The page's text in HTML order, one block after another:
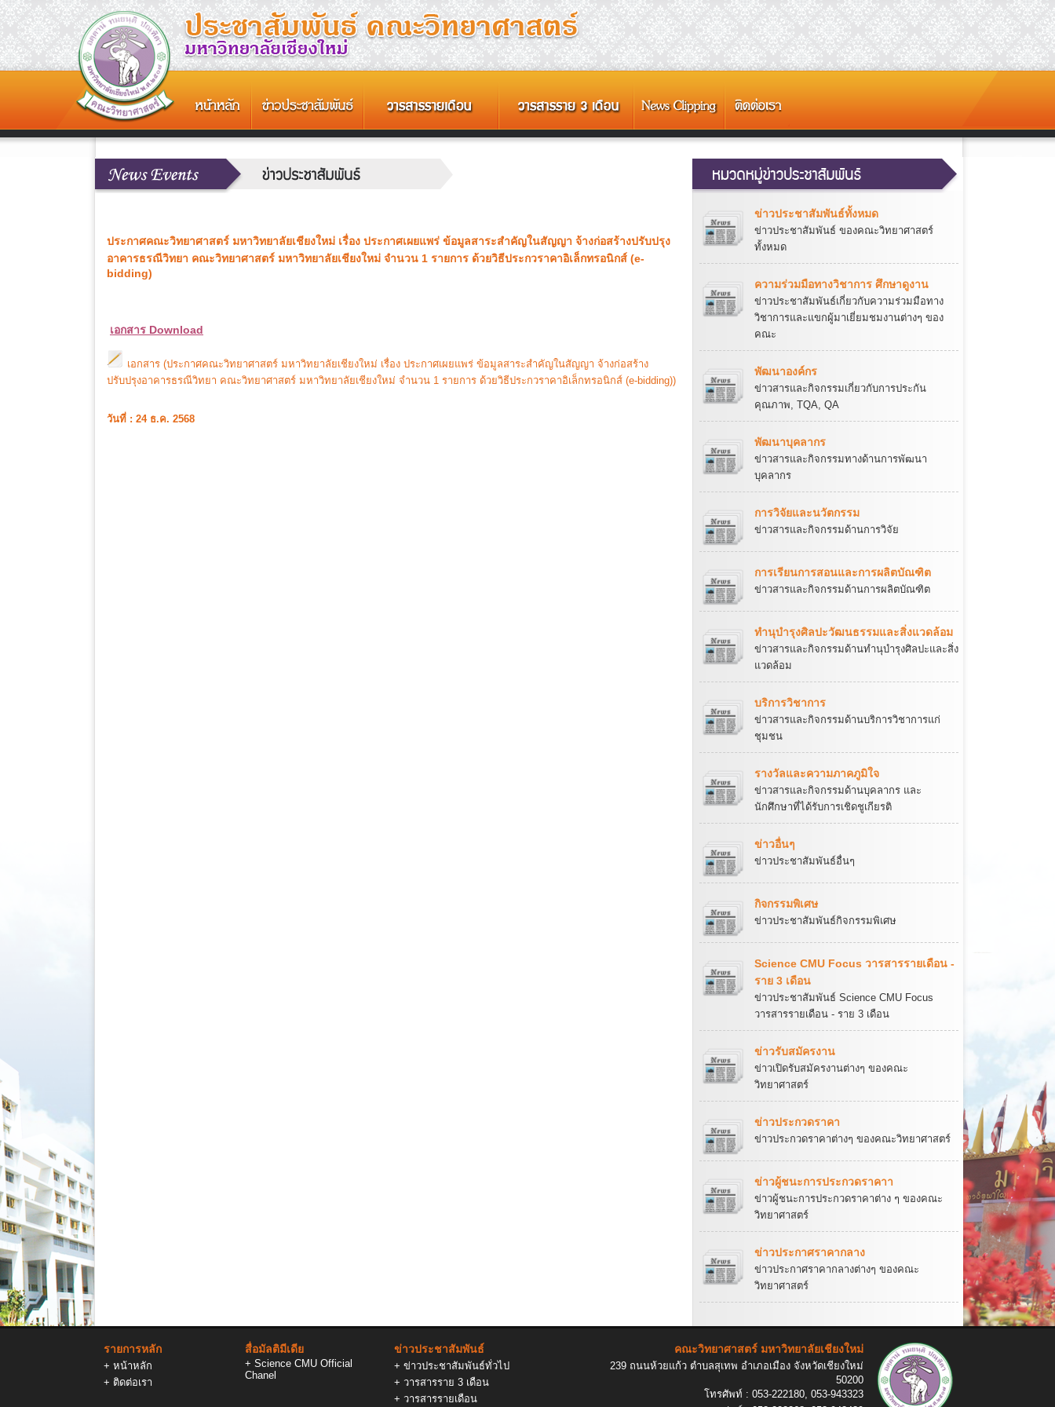
ประกาศคณะวิทยาศาสตร์ มหาวิทยาลัยเชียงใหม่ เรื่อง ประกาศเผยแพร่ ข้อมูลสาระสำคัญในสัญญา จ้างก่อสร้างปรับปรุง
อาคารธรณีวิทยา คณะวิทยาศาสตร์ มหาวิทยาลัยเชียงใหม่ จำนวน 1 รายการ ด้วยวิธีประกวราคาอิเล็กทรอนิกส์ (e-
bidding)
เอกสาร Download
เอกสาร (ประกาศคณะวิทยาศาสตร์ มหาวิทยาลัยเชียงใหม่ เรื่อง ประกาศเผยแพร่ ข้อมูลสาระสำคัญในสัญญา จ้างก่อสร้าง
ปรับปรุงอาคารธรณีวิทยา คณะวิทยาศาสตร์ มหาวิทยาลัยเชียงใหม่ จำนวน 1 รายการ ด้วยวิธีประกวราคาอิเล็กทรอนิกส์ (e-bidding))
วันที่ : 24 ธ.ค. 2568
ข่าวประชาสัมพันธ์ทั้งหมด
ข่าวประชาสัมพันธ์ ของคณะวิทยาศาสตร์
ทั้งหมด
ความร่วมมือทางวิชาการ ศึกษาดูงาน
ข่าวประชาสัมพันธ์เกี่ยวกับความร่วมมือทาง
วิชาการและแขกผู้มาเยี่ยมชมงานต่างๆ ของ
คณะ
พัฒนาองค์กร
ข่าวสารและกิจกรรมเกี่ยวกับการประกัน
คุณภาพ, TQA, QA
พัฒนาบุคลากร
ข่าวสารและกิจกรรมทางด้านการพัฒนา
บุคลากร
การวิจัยและนวัตกรรม
ข่าวสารและกิจกรรมด้านการวิจัย
การเรียนการสอนและการผลิตบัณฑิต
ข่าวสารและกิจกรรมด้านการผลิตบัณฑิต
ทำนุบำรุงศิลปะวัฒนธรรมและสิ่งแวดล้อม
ข่าวสารและกิจกรรมด้านทำนุบำรุงศิลปะและสิ่ง
แวดล้อม
บริการวิชาการ
ข่าวสารและกิจกรรมด้านบริการวิชาการแก่
ชุมชน
รางวัลและความภาคภูมิใจ
ข่าวสารและกิจกรรมด้านบุคลากร และ
นักศึกษาที่ได้รับการเชิดชูเกียรติ
ข่าวอื่นๆ
ข่าวประชาสัมพันธ์อื่นๆ
กิจกรรมพิเศษ
ข่าวประชาสัมพันธ์กิจกรรมพิเศษ
Science CMU Focus วารสารรายเดือน -
ราย 3 เดือน
ข่าวประชาสัมพันธ์ Science CMU Focus
วารสารรายเดือน - ราย 3 เดือน
ข่าวรับสมัครงาน
ข่าวเปิดรับสมัครงานต่างๆ ของคณะ
วิทยาศาสตร์
ข่าวประกวดราคา
ข่าวประกวดราคาต่างๆ ของคณะวิทยาศาสตร์
ข่าวผู้ชนะการประกวดราคาา
ข่าวผู้ชนะการประกวดราคาต่าง ๆ ของคณะ
วิทยาศาสตร์
ข่าวประกาศราคากลาง
ข่าวประกาศราคากลางต่างๆ ของคณะ
วิทยาศาสตร์
รายการหลัก
+ หน้าหลัก
+ ติดต่อเรา
สื่อมัลติมีเดีย
+ Science CMU Official
Chanel
ข่าวประชาสัมพันธ์
+ ข่าวประชาสัมพันธ์ทั่วไป
+ วารสารราย 3 เดือน
+ วารสารรายเดือน
คณะวิทยาศาสตร์ มหาวิทยาลัยเชียงใหม่
239 ถนนห้วยแก้ว ตำบลสุเทพ อำเภอเมือง จังหวัดเชียงใหม่
50200
โทรศัพท์ : 053-222180, 053-943323